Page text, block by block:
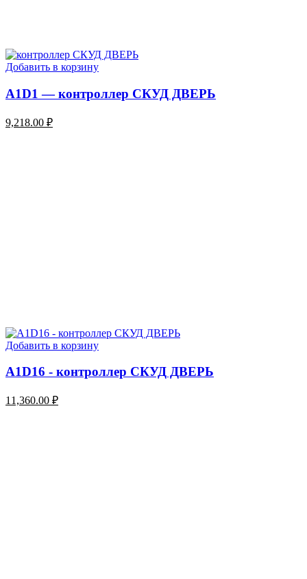
Добавить в корзину
A1D1 — контроллер СКУД ДВЕРЬ
9,218.00 ₽
Добавить в корзину
A1D16 - контроллер СКУД ДВЕРЬ
11,360.00 ₽